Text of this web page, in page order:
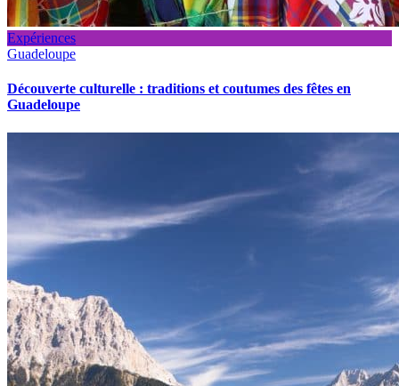
Expériences
Guadeloupe
Découverte culturelle : traditions et coutumes des fêtes en
Guadeloupe